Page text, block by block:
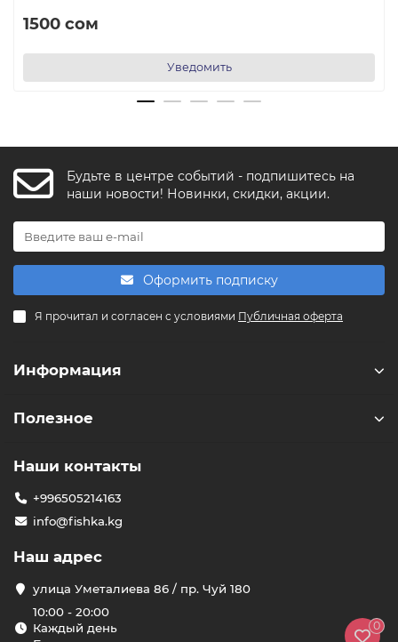
1500 сом
Уведомить
Будьте в центре событий - подпишитесь на
наши новости! Новинки, скидки, акции.
Оформить подписку
Я прочитал и согласен с условиями Публичная оферта
Информация
Полезное
Наши контакты
+996505214163
info@fishka.kg
Наш адрес
улица Уметалиева 86 / пр. Чуй 180
10:00 - 20:00
Каждый день
0
F FishkaAI
Обычно отвечаем за минуту
Чем можем помочь?